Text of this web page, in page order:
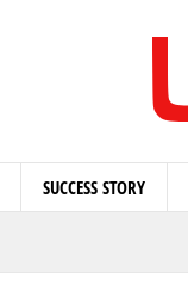
SUCCESS STORY